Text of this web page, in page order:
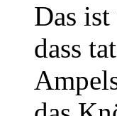
Das
dass